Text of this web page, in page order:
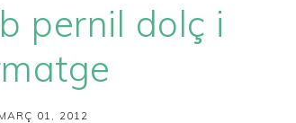
pernil dolç i
01, 2012